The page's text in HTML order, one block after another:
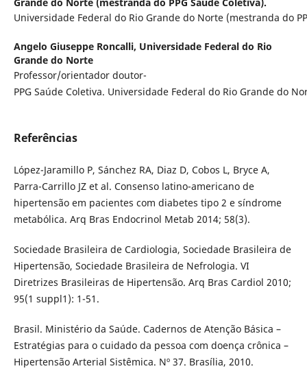
Universidade Federal do Rio Grande do Norte (mestranda do
Angelo Giuseppe Roncalli, Universidade Federal do Rio
Grande do Norte
Professor/orientador doutor-
PPG Saúde Coletiva. Universidade Federal do Rio Grande do
Referências
López-Jaramillo P, Sánchez RA, Diaz D, Cobos L, Bryce A,
Parra-Carrillo JZ et al. Consenso latino-americano de
hipertensão em pacientes com diabetes tipo 2 e síndrome
metabólica. Arq Bras Endocrinol Metab 2014; 58(3).
Sociedade Brasileira de Cardiologia, Sociedade Brasileira de
Hipertensão, Sociedade Brasileira de Nefrologia. VI
Diretrizes Brasileiras de Hipertensão. Arq Bras Cardiol 2010;
95(1 suppl1): 1-51.
Brasil. Ministério da Saúde. Cadernos de Atenção Básica –
Estratégias para o cuidado da pessoa com doença crônica –
Hipertensão Arterial Sistêmica. Nº 37. Brasília, 2010.